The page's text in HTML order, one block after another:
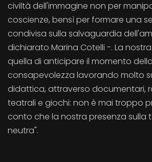
civiltà dell'immagine non per
coscienze, bensì per formare una
condivisa sulla salvaguardia
dichiarato Marina Cotelli -. La
quella di anticipare il momento della
consapevolezza lavorando molto
didattica, attraverso documentari,
teatrali e giochi: non è mai troppo
conto che la nostra presenza sulla
neutra".